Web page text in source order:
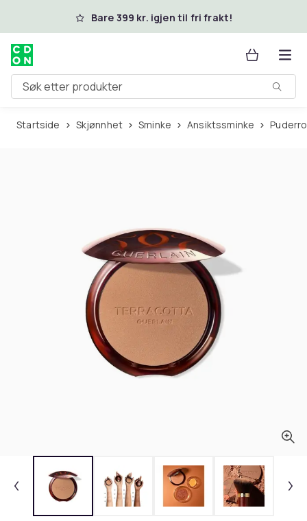
Hopp til hovedinnholdBare 399 kr. igjen til fri frakt!
Søk etter produkter
Startside Skjønnhet Sminke Ansiktssminke